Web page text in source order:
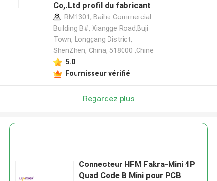
Co,.Ltd profil du fabricant
RM1301, Baihe Commercial
Building B#, Xiangge Road,Buji
Town, Longgang District,
ShenZhen, China, 518000 ,Chine
5.0
Fournisseur vérifié
Regardez plus
Connecteur HFM Fakra-Mini 4P
Quad Code B Mini pour PCB